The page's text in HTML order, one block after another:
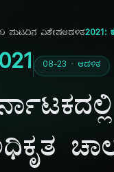
ಪುಟದಿನ ವಿಶೇಷಆಡಳಿತ2021:
08-23 · ಆಡಳಿತ